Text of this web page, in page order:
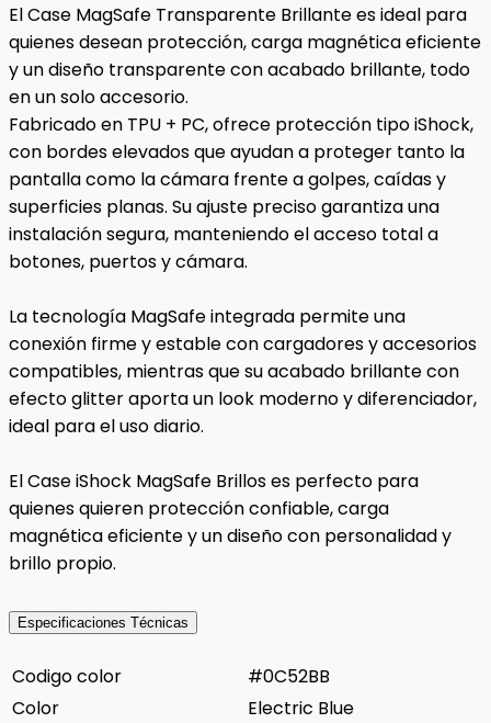
El Case MagSafe Transparente Brillante es ideal para
quienes desean protección, carga magnética eficiente
y un diseño transparente con acabado brillante, todo
en un solo accesorio.
Fabricado en TPU + PC, ofrece protección tipo iShock,
con bordes elevados que ayudan a proteger tanto la
pantalla como la cámara frente a golpes, caídas y
superficies planas. Su ajuste preciso garantiza una
instalación segura, manteniendo el acceso total a
botones, puertos y cámara.
La tecnología MagSafe integrada permite una
conexión firme y estable con cargadores y accesorios
compatibles, mientras que su acabado brillante con
efecto glitter aporta un look moderno y diferenciador,
ideal para el uso diario.
El Case iShock MagSafe Brillos es perfecto para
quienes quieren protección confiable, carga
magnética eficiente y un diseño con personalidad y
brillo propio.
Especificaciones Técnicas
Codigo color
#0C52BB
Color
Electric Blue